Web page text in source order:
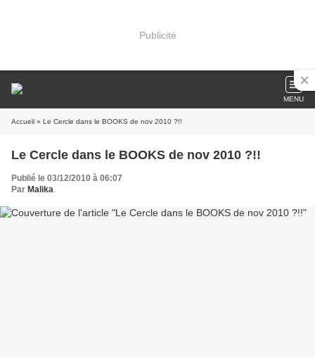
Publicité
MENU
Accueil » Le Cercle dans le BOOKS de nov 2010 ?!!
Le Cercle dans le BOOKS de nov 2010 ?!!
Publié le 03/12/2010 à 06:07
Par Malika